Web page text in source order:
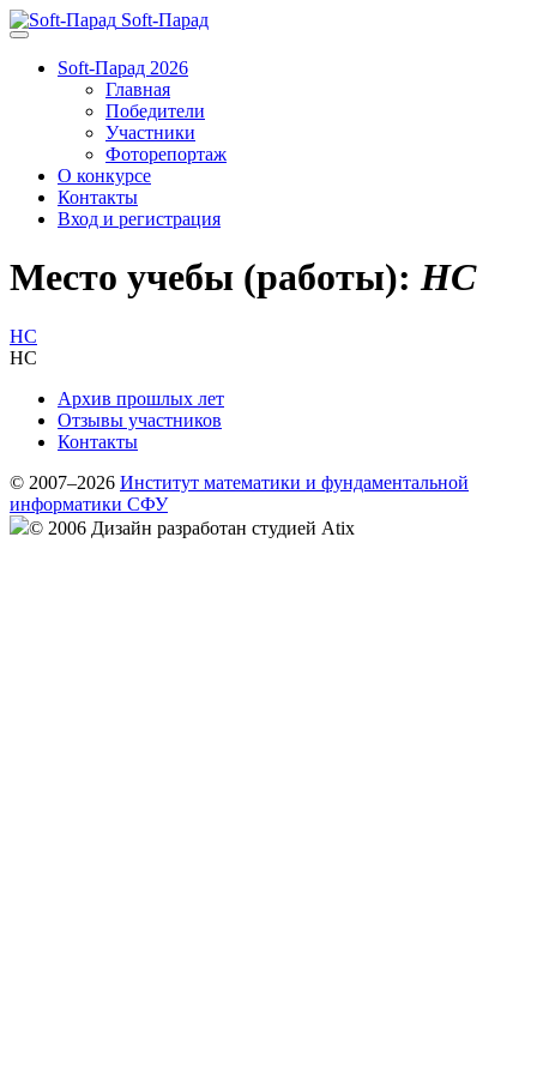
Soft-Парад
Soft-Парад 2026
Главная
Победители
Участники
Фоторепортаж
О конкурсе
Контакты
Вход и регистрация
Место учебы (работы):HC
HC
HC
Архив прошлых лет
Отзывы участников
Контакты
© 2007–2026 Институт математики и фундаментальной
информатики СФУ
© 2006 Дизайн разработан студией Atix